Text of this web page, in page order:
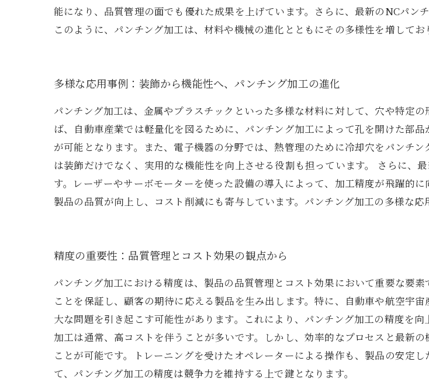
能になり、品質管理の面でも優れた成果を上げています。さらに、最新のNCパン
このように、パンチング加工は、材料や機械の進化とともにその多様性を増して
多様な応用事例：装飾から機能性へ、パンチング加工の進化
パンチング加工は、金属やプラスチックといった多様な材料に対して、穴や特定
ば、自動車産業では軽量化を図るために、パンチング加工によって孔を開けた部
が可能となります。また、電子機器の分野では、熱管理のために冷却穴をパンチ
は装飾だけでなく、実用的な機能性を向上させる役割も担っています。 さらに、
す。レーザーやサーボモーターを使った設備の導入によって、加工精度が飛躍的
製品の品質が向上し、コスト削減にも寄与しています。パンチング加工の多様な応
精度の重要性：品質管理とコスト効果の観点から
パンチング加工における精度は、製品の品質管理とコスト効果において重要な要
ことを保証し、顧客の期待に応える製品を生み出します。特に、自動車や航空宇
大な問題を引き起こす可能性があります。これにより、パンチング加工の精度を
加工は通常、高コストを伴うことが多いです。しかし、効率的なプロセスと最新
ことが可能です。トレーニングを受けたオペレーターによる操作も、製品の安定
て、パンチング加工の精度は競争力を維持する上で鍵となります。